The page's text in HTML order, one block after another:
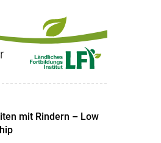
mit Rindern – Low